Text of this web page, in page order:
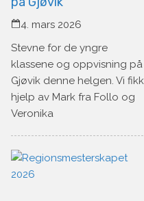
4. mars 2026
Stevne for de yngre
klassene og oppvisning på
Gjøvik denne helgen. Vi fikk
hjelp av Mark fra Follo og
Veronika